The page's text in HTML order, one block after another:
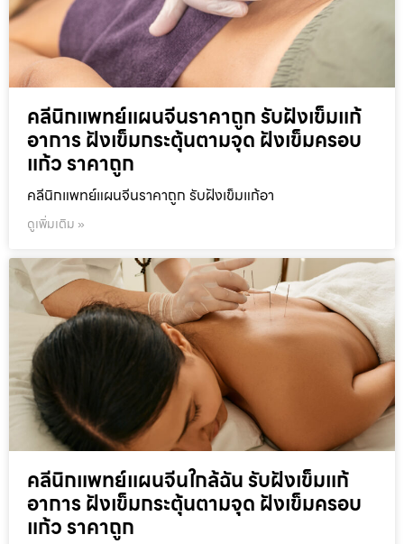
คลีนิกแพทย์แผนจีนราคาถูก รับฝังเข็มแก้
อาการ ฝังเข็มกระตุ้นตามจุด ฝังเข็มครอบ
แก้ว ราคาถูก
คลีนิกแพทย์แผนจีนราคาถูก รับฝังเข็มแก้อา
ดูเพิ่มเติม »
คลีนิกแพทย์แผนจีนใกล้ฉัน รับฝังเข็มแก้
อาการ ฝังเข็มกระตุ้นตามจุด ฝังเข็มครอบ
แก้ว ราคาถูก